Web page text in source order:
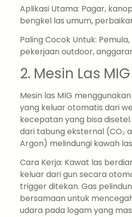
Aplikasi Utama: Pagar,
bengkel las umum,
Paling Cocok Untuk:
pekerjaan outdoor,
2. Mesin Las MIG
Mesin las MIG
yang keluar otomatis dari
kecepatan yang bisa
dari tabung eksternal (CO₂
Argon) melindungi kawah
Cara Kerja: Kawat las
keluar dari gun secara
trigger ditekan. Gas
bersamaan untuk
udara pada logam yang